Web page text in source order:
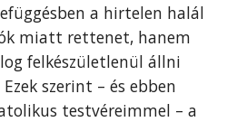
a hirtelen halál
miatt rettenet, hanem
felkészületlenül állni
szerint – és ebben
testvéreimmel – a